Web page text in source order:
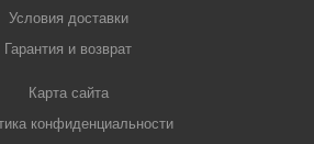
Условия доставки
Гарантия и возврат
Карта сайта
конфиденциальности